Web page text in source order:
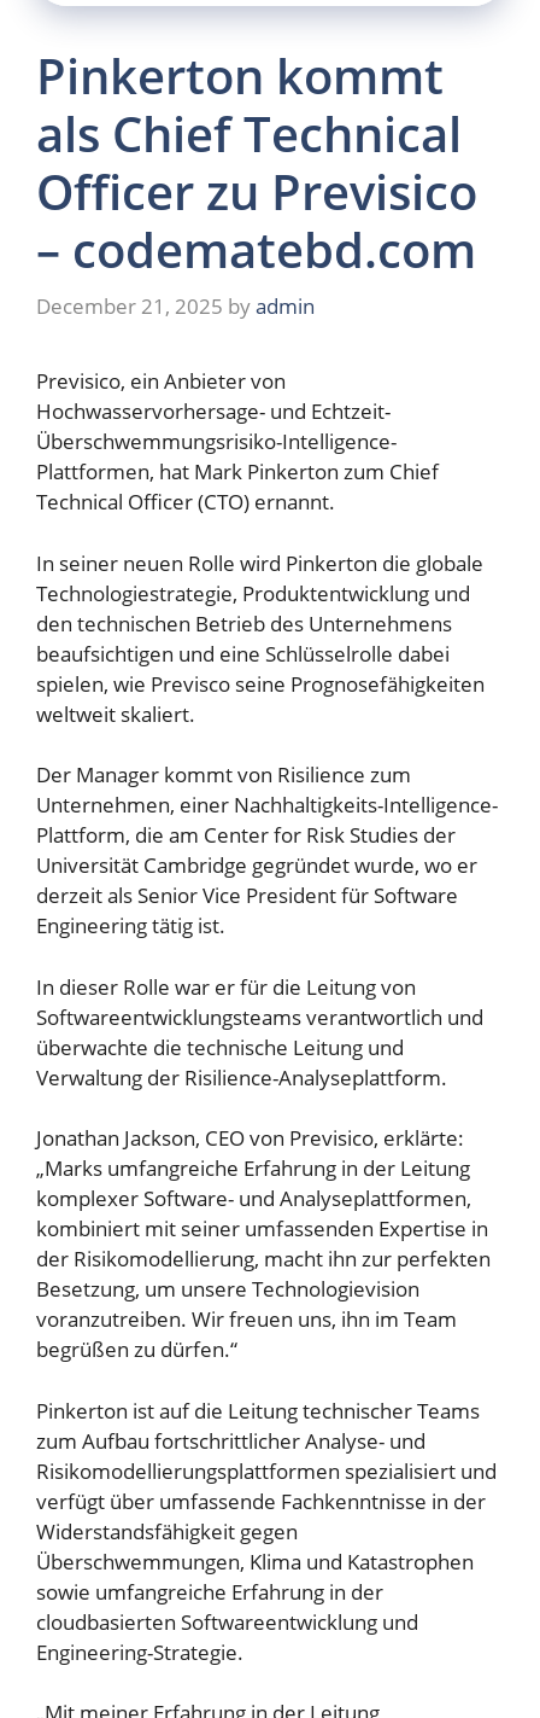
Pinkerton kommt
als Chief Technical
Officer zu Previsico
– codematebd.com
December 21, 2025 byadmin
Previsico, ein Anbieter von
Hochwasservorhersage- und Echtzeit-
Überschwemmungsrisiko-Intelligence-
Plattformen, hat Mark Pinkerton zum Chief
Technical Officer (CTO) ernannt.
In seiner neuen Rolle wird Pinkerton die globale
Technologiestrategie, Produktentwicklung und
den technischen Betrieb des Unternehmens
beaufsichtigen und eine Schlüsselrolle dabei
spielen, wie Previsco seine Prognosefähigkeiten
weltweit skaliert.
Der Manager kommt von Risilience zum
Unternehmen, einer Nachhaltigkeits-Intelligence-
Plattform, die am Center for Risk Studies der
Universität Cambridge gegründet wurde, wo er
derzeit als Senior Vice President für Software
Engineering tätig ist.
In dieser Rolle war er für die Leitung von
Softwareentwicklungsteams verantwortlich und
überwachte die technische Leitung und
Verwaltung der Risilience-Analyseplattform.
Jonathan Jackson, CEO von Previsico, erklärte:
„Marks umfangreiche Erfahrung in der Leitung
komplexer Software- und Analyseplattformen,
kombiniert mit seiner umfassenden Expertise in
der Risikomodellierung, macht ihn zur perfekten
Besetzung, um unsere Technologievision
voranzutreiben. Wir freuen uns, ihn im Team
begrüßen zu dürfen.“
Pinkerton ist auf die Leitung technischer Teams
zum Aufbau fortschrittlicher Analyse- und
Risikomodellierungsplattformen spezialisiert und
verfügt über umfassende Fachkenntnisse in der
Widerstandsfähigkeit gegen
Überschwemmungen, Klima und Katastrophen
sowie umfangreiche Erfahrung in der
cloudbasierten Softwareentwicklung und
Engineering-Strategie.